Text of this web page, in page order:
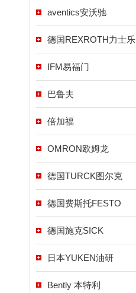
aventics安沃驰
德国REXROTH力士乐
IFM易福门
巴鲁夫
倍加福
OMRON欧姆龙
德国TURCK图尔克
德国费斯托FESTO
德国施克SICK
日本YUKEN油研
Bently 本特利